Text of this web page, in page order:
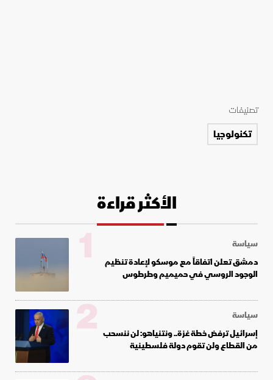
تصنيفات
تكنولوجيا
الأكثر قراءة
سياسة
دمشق تعلن اتفاقاً مع موسكو لإعادة تنظيم
الوجود الروسي في حميميم وطرطوس
1
سياسة
إسرائيل ترفض خطة غزة.. ونتنياهو: لن ننسحب
من القطاع ولن تقوم دولة فلسطينية
2